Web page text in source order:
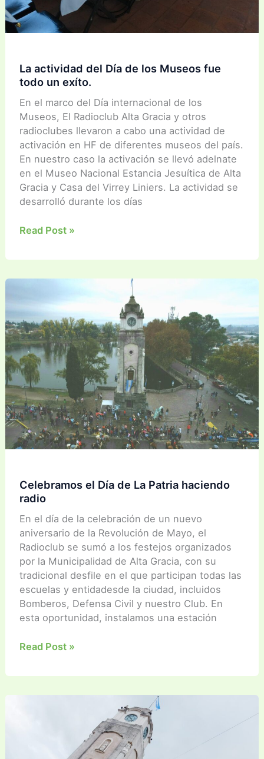
La actividad del Día de los Museos fue
todo un exíto.
En el marco del Día internacional de los
Museos, El Radioclub Alta Gracia y otros
radioclubes llevaron a cabo una actividad de
activación en HF de diferentes museos del país.
En nuestro caso la activación se llevó adelnate
en el Museo Nacional Estancia Jesuítica de Alta
Gracia y Casa del Virrey Liniers. La actividad se
desarrolló durante los días
La
del
Museos
fue
todo
un
exíto.
Read Post »
Celebramos el Día de La Patria haciendo
radio
En el día de la celebración de un nuevo
aniversario de la Revolución de Mayo, el
Radioclub se sumó a los festejos organizados
por la Municipalidad de Alta Gracia, con su
tradicional desfile en el que participan todas las
escuelas y entidadesde la ciudad, incluidos
Bomberos, Defensa Civil y nuestro Club. En
esta oportunidad, instalamos una estación
Celebramos
Día
Read Post »